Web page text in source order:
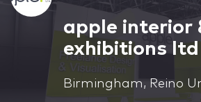
apple interior
exhibitions ltd
Birmingham, Reino